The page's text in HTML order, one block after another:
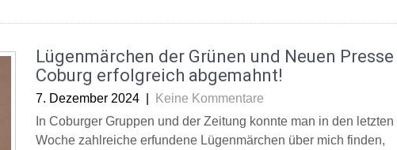
Lügenmärchen der Grünen und Neuen Presse
Coburg erfolgreich abgemahnt!
7. Dezember 2024
Keine Kommentare
In Coburger Gruppen und der Zeitung konnte man in den letzten
Woche zahlreiche erfundene Lügenmärchen über mich finden,